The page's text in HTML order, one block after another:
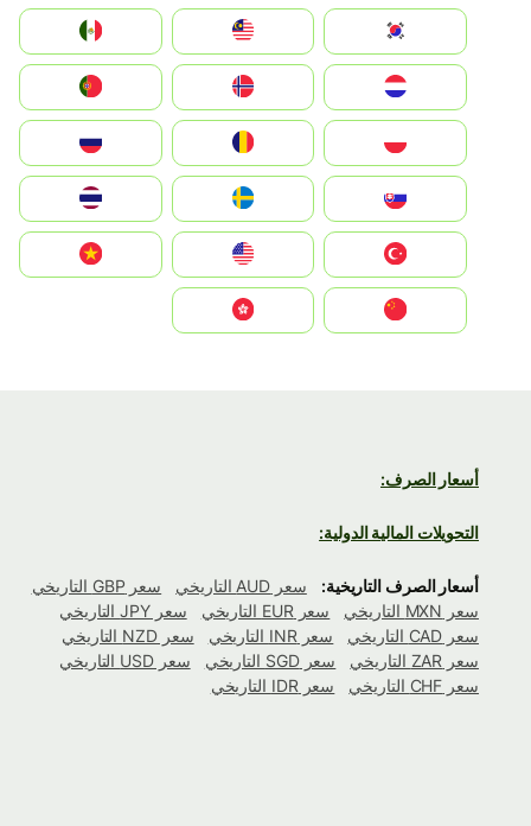
South Korea
Nederland
Portugal
România
Slovensko
United States
Vietnam
أسعار الصرف:
التحويلات المالية الدولية:
أسعار الصرف التاريخية: سعر AUD التاريخي
سعر GBP التاريخي
سعر MXN التاريخي
سعر EUR التاريخي
سعر JPY التاريخي
سعر CAD التاريخي
سعر INR التاريخي
سعر NZD التاريخي
سعر ZAR التاريخي
سعر SGD التاريخي
سعر USD التاريخي
سعر CHF التاريخي
سعر IDR التاريخي